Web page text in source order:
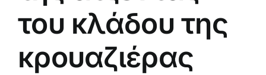
του κλάδου της
κρουαζιέρας